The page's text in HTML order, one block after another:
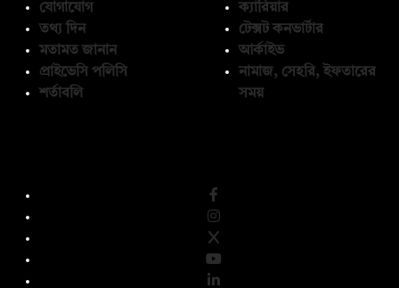
যোগাযোগ
তথ্য দিন
মতামত জানান
প্রাইভেসি পলিসি
শর্তাবলি
ক্যারিয়ার
টেক্সট কনভার্টার
আর্কাইভ
নামাজ, সেহরি, ইফতারের
সময়